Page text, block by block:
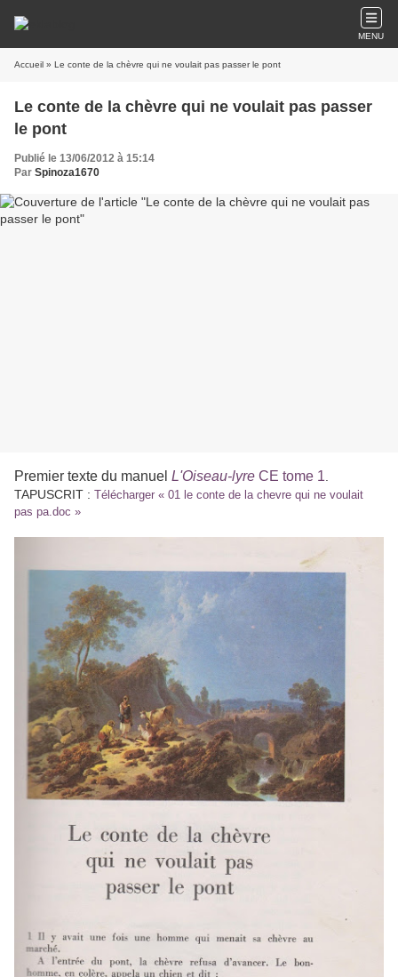
MENU
Accueil » Le conte de la chèvre qui ne voulait pas passer le pont
Le conte de la chèvre qui ne voulait pas passer
le pont
Publié le 13/06/2012 à 15:14
Par Spinoza1670
Premier texte du manuel L'Oiseau-lyre CE tome 1
TAPUSCRIT : Télécharger « 01 le conte de la chevre qui ne voulait
pas pa.doc »